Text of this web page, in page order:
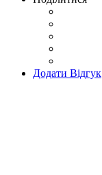
Додати Відгук